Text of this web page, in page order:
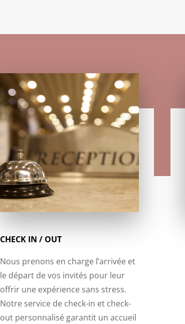
CHECK IN / OUT
Nous prenons en charge l’arrivée et
le départ de vos invités pour leur
offrir une expérience sans stress.
Notre service de check-in et check-
out personnalisé garantit un accueil